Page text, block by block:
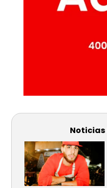
Noticias